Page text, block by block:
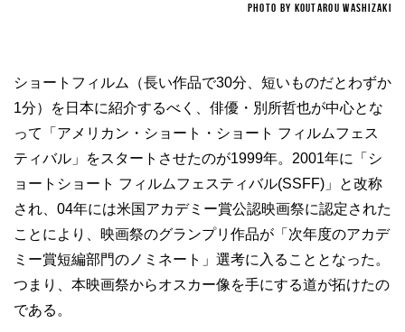
PHOTO BY KOUTAROU WASHIZAKI
ショートフィルム（長い作品で30分、短いものだとわずか
1分）を日本に紹介するべく、俳優・別所哲也が中心とな
って「アメリカン・ショート・ショート フィルムフェス
ティバル」をスタートさせたのが1999年。2001年に「シ
ョートショート フィルムフェスティバル(SSFF)」と改称
され、04年には米国アカデミー賞公認映画祭に認定された
ことにより、映画祭のグランプリ作品が「次年度のアカデ
ミー賞短編部門のノミネート」選考に入ることとなった。
つまり、本映画祭からオスカー像を手にする道が拓けたの
である。